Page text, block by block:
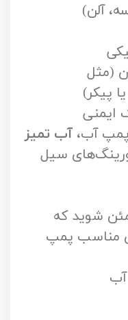
آلن)
(مثل
پیکر)
ایمنی
آب، آب تمیز
سیل
شوید که
مناسب پمپ